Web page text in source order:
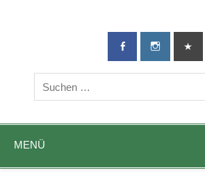
TG-
DIE Sportadresse in Geislingen!
MENÜ